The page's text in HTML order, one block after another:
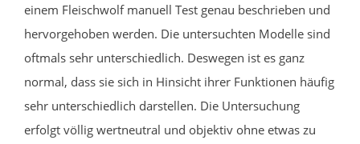
einem Fleischwolf manuell Test genau beschrieben und
hervorgehoben werden. Die untersuchten Modelle sind
oftmals sehr unterschiedlich. Deswegen ist es ganz
normal, dass sie sich in Hinsicht ihrer Funktionen häufig
sehr unterschiedlich darstellen. Die Untersuchung
erfolgt völlig wertneutral und objektiv ohne etwas zu